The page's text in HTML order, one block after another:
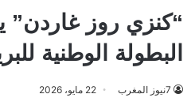
“كنزي روز
البطولة الوطنية
7نيوز المغرب 22 مايو، 2026